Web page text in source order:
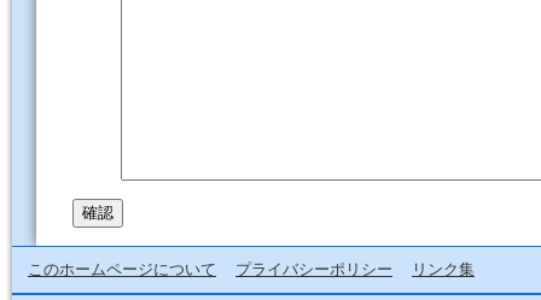
このホームページについて プライバシーポリシー リンク集